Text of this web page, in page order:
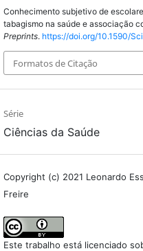
Conhecimento subjetivo de
tabagismo na saúde e associação
Preprints. https://doi.org/10.1590/
Formatos de Citação
Série
Ciências da Saúde
Copyright (c) 2021 Leonardo
Freire
Este trabalho está licenciado